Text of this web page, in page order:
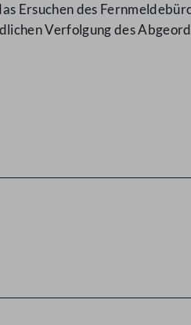
Ersuchen des
Verfolgung des